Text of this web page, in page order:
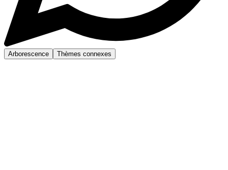
Arborescence Thèmes connexes